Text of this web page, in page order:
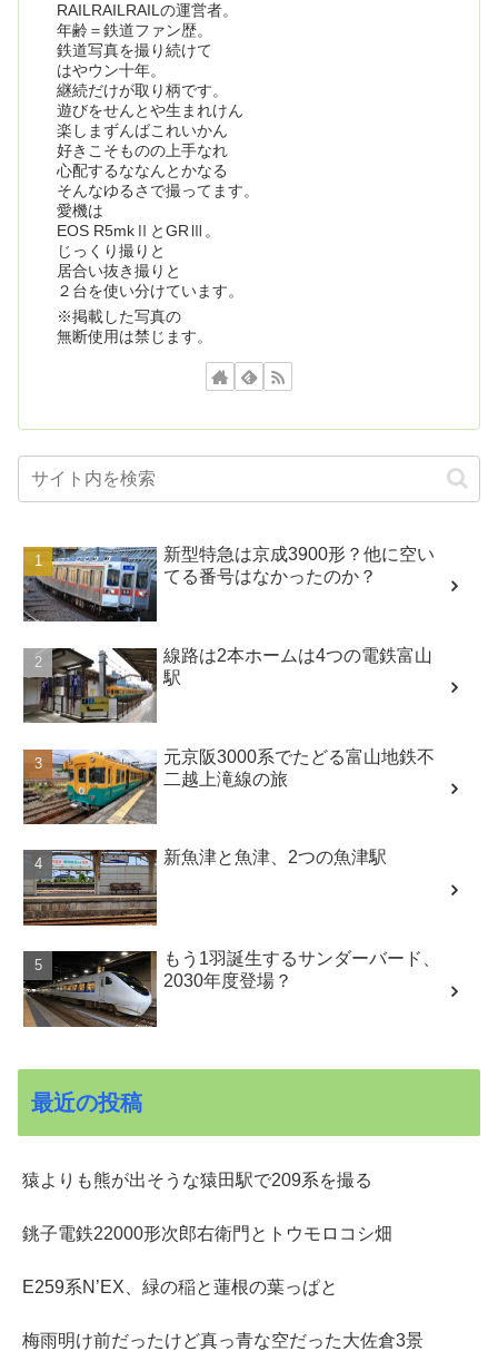
RAILRAILRAILの運営者。
年齢＝鉄道ファン歴。
鉄道写真を撮り続けて
はやウン十年。
継続だけが取り柄です。
遊びをせんとや生まれけん
楽しまずんばこれいかん
好きこそものの上手なれ
心配するななんとかなる
そんなゆるさで撮ってます。
愛機は
EOS R5mkⅡとGRⅢ。
じっくり撮りと
居合い抜き撮りと
２台を使い分けています。
※掲載した写真の
無断使用は禁じます。
新型特急は京成3900形？他に空い
てる番号はなかったのか？
線路は2本ホームは4つの電鉄富山
駅
元京阪3000系でたどる富山地鉄不
二越上滝線の旅
新魚津と魚津、2つの魚津駅
もう1羽誕生するサンダーバード、
2030年度登場？
最近の投稿
猿よりも熊が出そうな猿田駅で209系を撮る
銚子電鉄22000形次郎右衛門とトウモロコシ畑
E259系N’EX、緑の稲と蓮根の葉っぱと
梅雨明け前だったけど真っ青な空だった大佐倉3景